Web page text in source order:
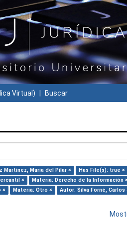
Virtual) Buscar
Martínez, María del Pilar ×
Has File(s): true ×
×
Materia: Derecho de la Información ×
× Materia: Otro ×
Autor: Silva Forné, Carlos